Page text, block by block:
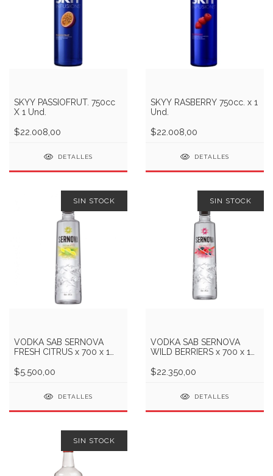
SKYY PASSIOFRUT. 750cc
X 1 Und.
$22.008,00
DETALLES
SKYY RASBERRY 750cc. x 1
Und.
$22.008,00
DETALLES
SIN STOCK
VODKA SAB SERNOVA
FRESH CITRUS x 700 x 1
$5.500,00
DETALLES
SIN STOCK
VODKA SAB SERNOVA
WILD BERRIERS x 700 x 1
$22.350,00
DETALLES
SIN STOCK